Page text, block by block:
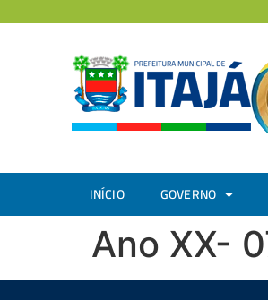
INÍCIO GOVERNO
Ano XX-